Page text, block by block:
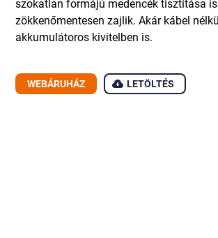
szokatlan formájú medencék tisztítása is
zökkenőmentesen zajlik. Akár kábel
akkumulátoros kivitelben is.
WEBÁRUHÁZ LETÖLTÉS